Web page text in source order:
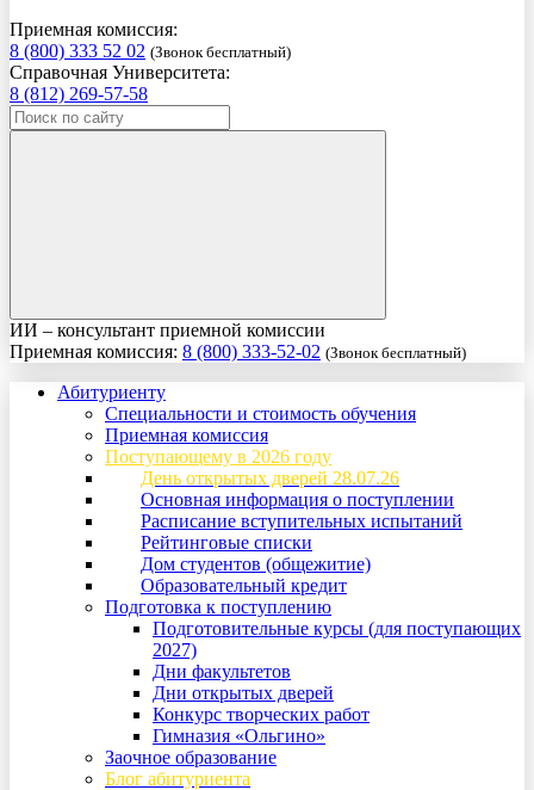
Приемная комиссия:
8 (800) 333 52 02 (Звонок бесплатный)
Справочная Университета:
8 (812) 269-57-58
ИИ – консультант приемной комиссии
Приемная комиссия: 8 (800) 333-52-02 (Звонок бесплатный)
Абитуриенту
Специальности и стоимость обучения
Приемная комиссия
Поступающему в 2026 году
День открытых дверей 28.07.26
Основная информация о поступлении
Расписание вступительных испытаний
Рейтинговые списки
Дом студентов (общежитие)
Образовательный кредит
Подготовка к поступлению
Подготовительные курсы (для поступающих
2027)
Дни факультетов
Дни открытых дверей
Конкурс творческих работ
Гимназия «Ольгино»
Заочное образование
Блог абитуриента